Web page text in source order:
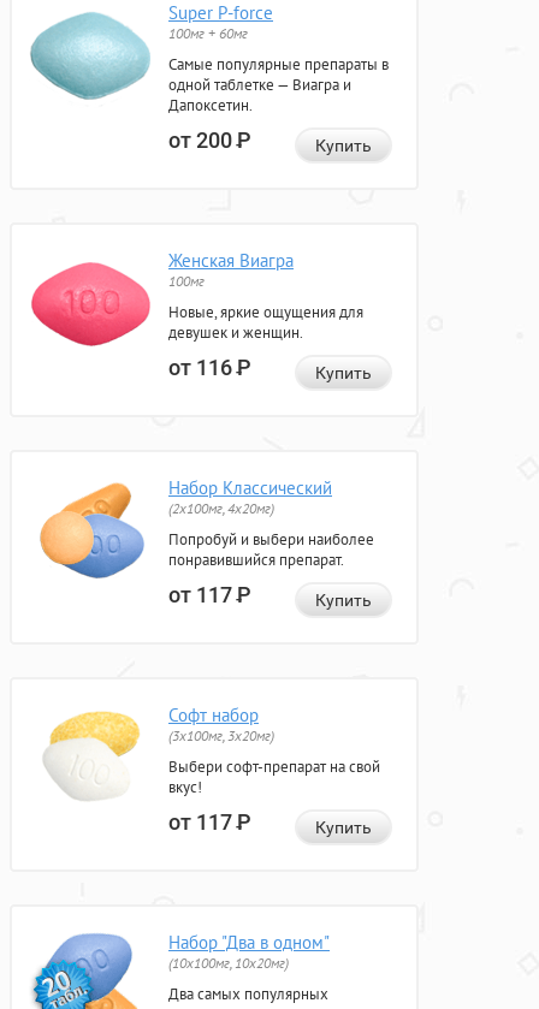
Super P-force
100мг + 60мг
Самые популярные препараты в
одной таблетке — Виагра и
Дапоксетин.
от 200Р Купить
Женская Виагра
100мг
Новые, яркие ощущения для
девушек и женщин.
от 116Р Купить
Набор Классический
(2x100мг, 4x20мг)
Попробуй и выбери наиболее
понравившийся препарат.
от 117Р Купить
Софт набор
(3x100мг, 3x20мг)
Выбери софт-препарат на свой
вкус!
от 117Р Купить
Набор "Два в одном"
(10x100мг, 10x20мг)
Два самых популярных